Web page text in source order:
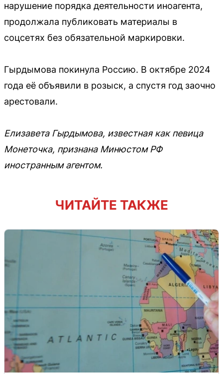
нарушение порядка деятельности иноагента,
продолжала публиковать материалы в
соцсетях без обязательной маркировки.
Гырдымова покинула Россию. В октябре 2024
года её объявили в розыск, а спустя год заочно
арестовали.
Елизавета Гырдымова, известная как певица
Монеточка, признана Минюстом РФ
иностранным агентом.
ЧИТАЙТЕ ТАКЖЕ